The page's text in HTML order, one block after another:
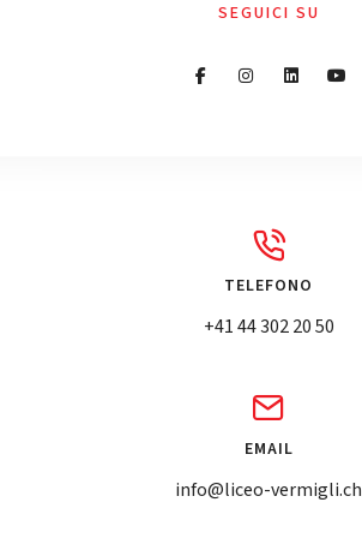
SEGUICI SU
TELEFONO
+41 44 302 20 50
EMAIL
info@liceo-vermigli.ch